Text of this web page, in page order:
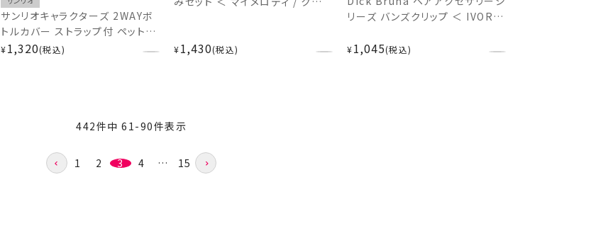
サンリオキャラクターズ 2WAYボ
トルカバー ストラップ付 ペットボ
トルホルダー 水筒カバー 粧美堂
¥1,320 税込 ¥1,430 税込
リーズ バンズクリップ ＜ IVORY
¥1,045 税込
442件中 61-90件表示
1 2 3 4 … 15